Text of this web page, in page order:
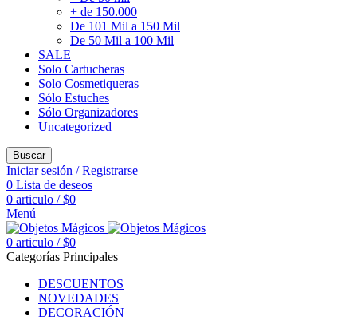
+ de 150.000
De 101 Mil a 150 Mil
De 50 Mil a 100 Mil
SALE
Solo Cartucheras
Solo Cosmetiqueras
Sólo Estuches
Sólo Organizadores
Uncategorized
Buscar
Iniciar sesión / Registrarse
0 Lista de deseos
0 articulo / $0
Menú
0 articulo / $0
Categorías Principales
DESCUENTOS
NOVEDADES
DECORACIÓN